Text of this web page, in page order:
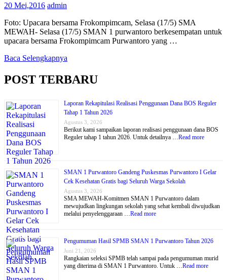
20 Mei,2016 admin
Foto: Upacara bersama Frokompimcam, Selasa (17/5) SMA
MEWAH- Selasa (17/5) SMAN 1 purwantoro berkesempatan untuk
upacara bersama Frokompimcam Purwantoro yang …
Baca Selengkapnya
POST TERBARU
Laporan Rekapitulasi Realisasi Penggunaan Dana BOS Reguler
Tahap 1 Tahun 2026
Agustus 3, 2026
Berikut kami sampaikan laporan realisasi penggunaan dana BOS
Reguler tahap 1 tahun 2026. Untuk detailnya …Read more
SMAN 1 Purwantoro Gandeng Puskesmas Purwantoro I Gelar
Cek Kesehatan Gratis bagi Seluruh Warga Sekolah
Agustus 3, 2026
SMA MEWAH-Komitmen SMAN 1 Purwantoro dalam
mewujudkan lingkungan sekolah yang sehat kembali diwujudkan
melalui penyelenggaraan …Read more
Pengumuman Hasil SPMB SMAN 1 Purwantoro Tahun 2026
Juni 21, 2026
Rangkaian seleksi SPMB telah sampai pada pengumuman murid
yang diterima di SMAN 1 Purwantoro. Untuk …Read more